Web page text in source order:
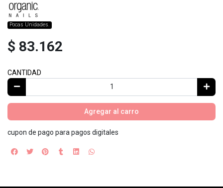
Pocas Unidades.
$ 83.162
CANTIDAD
Agregar al carro
cupon de pago para pagos digitales